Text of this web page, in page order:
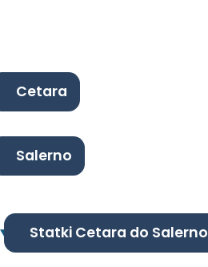
Cetara
Salerno
Statki Cetara do Salerno